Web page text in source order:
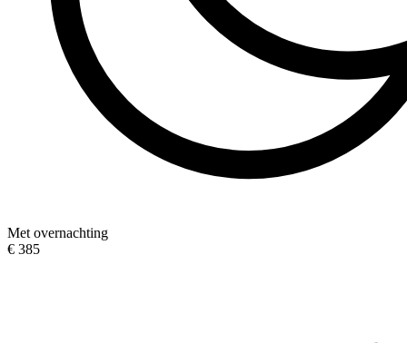
Met overnachting
€ 385